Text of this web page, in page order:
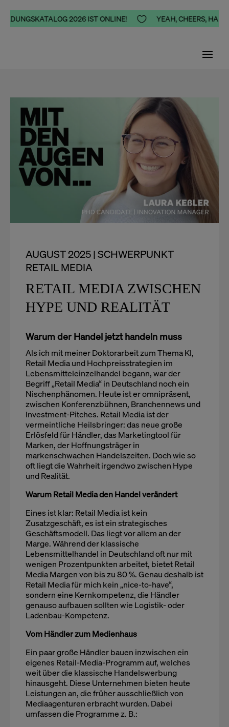
2026 IST ONLINE!  YEAH, CHEERS,
AUGUST 2025 | SCHWERPUNKT
RETAIL MEDIA
RETAIL MEDIA ZWISCHEN
HYPE UND REALITÄT
Warum der Handel jetzt handeln muss
Als ich mit meiner Doktorarbeit zum Thema KI,
Retail Media und Hochpreisstrategien im
Lebensmitteleinzelhandel begann, war der
Begriff „Retail Media“ in Deutschland noch ein
Nischenphänomen. Heute ist er omnipräsent,
zwischen Konferenzbühnen, Branchennews und
Investment-Pitches. Retail Media ist der
vermeintliche Heilsbringer: das neue große
Erlösfeld für Händler, das Marketingtool für
Marken, der Hoffnungsträger in
markenschwachen Handelszeiten. Doch wie so
oft liegt die Wahrheit irgendwo zwischen Hype
und Realität.
Warum Retail Media den Handel verändert
Eines ist klar: Retail Media ist kein
Zusatzgeschäft, es ist ein strategisches
Geschäftsmodell. Das liegt vor allem an der
Marge. Während der klassische
Lebensmittelhandel in Deutschland oft nur mit
wenigen Prozentpunkten arbeitet, bietet Retail
Media Margen von bis zu 80 %. Genau deshalb ist
Retail Media für mich kein „nice-to-have“,
sondern eine Kernkompetenz, die Händler
genauso aufbauen sollten wie Logistik- oder
Ladenbau-Kompetenz.
Vom Händler zum Medienhaus
Ein paar große Händler bauen inzwischen ein
eigenes Retail-Media-Programm auf, welches
weit über die klassische Handelswerbung
hinausgeht. Diese Unternehmen bieten heute
Leistungen an, die früher ausschließlich von
Mediaagenturen erbracht wurden. Dabei
umfassen die Programme z. B.: